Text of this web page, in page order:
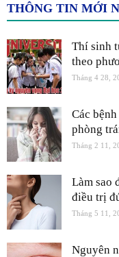
THÔNG TIN MỚI
Thí sinh
theo
Tháng 4 28,
Các
phòng
Tháng 2 11,
Làm sao
điều trị
Tháng 5 11,
Nguyên